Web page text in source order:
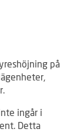
på
ingår i
Detta